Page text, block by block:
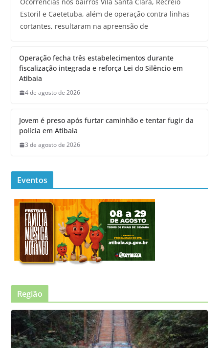
Estoril e Caetetuba, além de operação contra linhas
cortantes, resultaram na apreensão de
Operação fecha três estabelecimentos durante
fiscalização integrada e reforça Lei do Silêncio em
Atibaia
4 de agosto de 2026
Jovem é preso após furtar caminhão e tentar fugir da
polícia em Atibaia
3 de agosto de 2026
Eventos
Região